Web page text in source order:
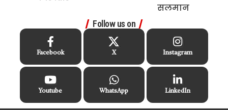
Follow us on
Facebook X Instagram
Youtube WhatsApp LinkedIn